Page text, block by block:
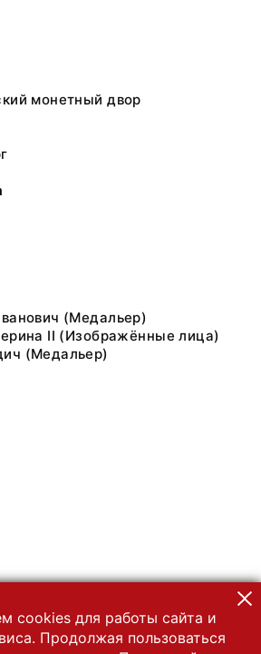
монетный двор
(Медальер)
II (Изображённые лица)
(Медальер)
cookies для работы сайта и
Продолжая пользоваться